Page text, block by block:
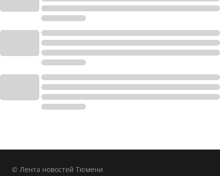
© Лента новостей Тюмени